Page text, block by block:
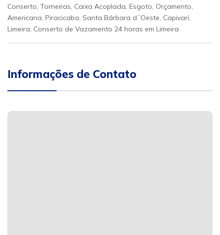
Conserto, Torneiras, Caixa Acoplada, Esgoto, Orçamento,
Americana, Piracicaba, Santa Bárbara d´Oeste, Capivari,
Limeira, Conserto de Vazamento 24 horas em Limeira
Informações de Contato